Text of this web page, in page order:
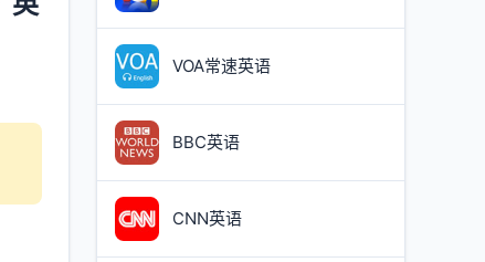
VOA常速英语
BBC英语
CNN英语